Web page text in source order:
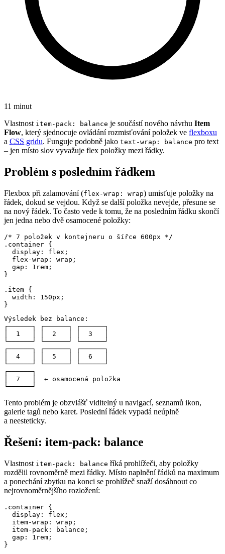
11 minut
Vlastnost item-pack: balance je součástí nového návrhu Item
Flow, který sjednocuje ovládání rozmisťování položek ve flexboxu
a CSS gridu. Funguje podobně jako text-wrap: balance pro text
– jen místo slov vyvažuje flex položky mezi řádky.
Problém s posledním řádkem
Flexbox při zalamování (flex-wrap: wrap) umisťuje položky na
řádek, dokud se vejdou. Když se další položka nevejde, přesune se
na nový řádek. To často vede k tomu, že na posledním řádku skončí
jen jedna nebo dvě osamocené položky:
/* 7 položek v kontejneru o šířce 600px */
.container {
  display: flex;
  flex-wrap: wrap;
  gap: 1rem;
}
.item {
  width: 150px;
}
Výsledek bez balance:
┌──────┐ ┌──────┐ ┌──────┐
│  1   │ │  2   │ │  3   │
└──────┘ └──────┘ └──────┘
┌──────┐ ┌──────┐ ┌──────┐
│  4   │ │  5   │ │  6   │
└──────┘ └──────┘ └──────┘
┌──────┐
│  7   │  ← osamocená položka
└──────┘
Tento problém je obzvlášť viditelný u navigací, seznamů ikon,
galerie tagů nebo karet. Poslední řádek vypadá neúplně
a neesteticky.
Řešení: item-pack: balance
Vlastnost item-pack: balance říká prohlížeči, aby položky
rozdělil rovnoměrně mezi řádky. Místo naplnění řádků na maximum
a ponechání zbytku na konci se prohlížeč snaží dosáhnout co
nejrovnoměrnějšího rozložení:
.container {
  display: flex;
  item-wrap: wrap;
  item-pack: balance;
  gap: 1rem;
}